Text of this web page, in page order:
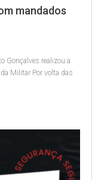
mandados
Gonçalves realizou a
Militar Por volta das